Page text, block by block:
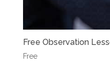
Free Observation
Free